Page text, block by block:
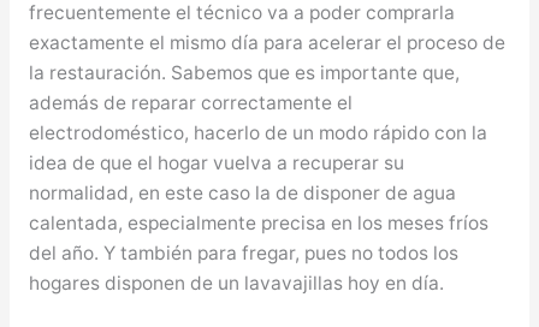
frecuentemente el técnico va a poder comprarla
exactamente el mismo día para acelerar el proceso de
la restauración. Sabemos que es importante que,
además de reparar correctamente el
electrodoméstico, hacerlo de un modo rápido con la
idea de que el hogar vuelva a recuperar su
normalidad, en este caso la de disponer de agua
calentada, especialmente precisa en los meses fríos
del año. Y también para fregar, pues no todos los
hogares disponen de un lavavajillas hoy en día.